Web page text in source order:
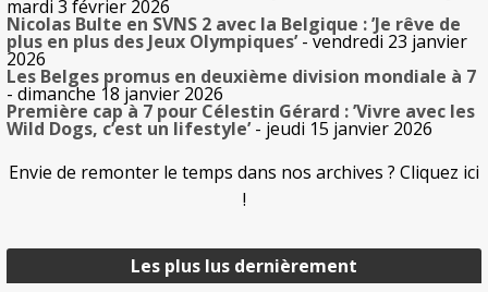
Les plus lus dernièrement
mardi 3 février 2026
Nicolas Bulte en SVNS 2 avec la Belgique : ’Je rêve de
plus en plus des Jeux Olympiques’- vendredi 23 janvier
2026
Les Belges promus en deuxième division mondiale à 7
- dimanche 18 janvier 2026
Première cap à 7 pour Célestin Gérard : ’Vivre avec les
Wild Dogs, c’est un lifestyle’- jeudi 15 janvier 2026
Envie de remonter le temps dans nos archives ? Cliquez ici
!